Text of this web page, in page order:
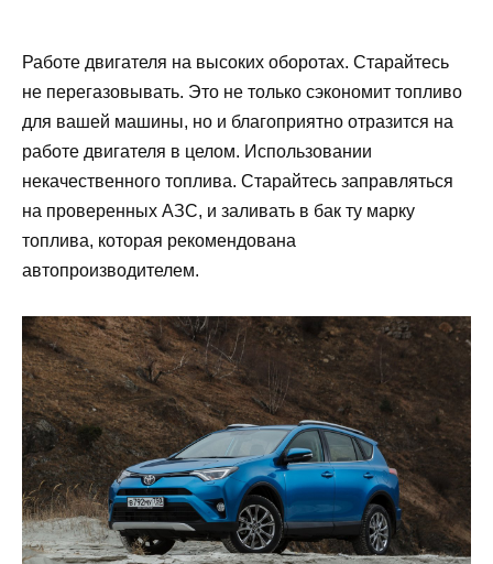
Работе двигателя на высоких оборотах. Старайтесь
не перегазовывать. Это не только сэкономит топливо
для вашей машины, но и благоприятно отразится на
работе двигателя в целом. Использовании
некачественного топлива. Старайтесь заправляться
на проверенных АЗС, и заливать в бак ту марку
топлива, которая рекомендована
автопроизводителем.